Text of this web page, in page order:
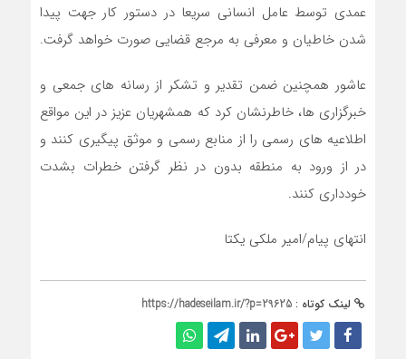
عمدی توسط عامل انسانی سریعا در دستور کار جهت پیدا
شدن خاطیان و معرفی به مرجع قضایی صورت خواهد گرفت.
عاشور همچنین ضمن تقدیر و تشکر از رسانه های جمعی و
خبرگزاری ها، خاطرنشان کرد که همشهریان عزیز در این مواقع
اطلاعیه های رسمی را از منابع رسمی و موثق پیگیری کنند و
در از ورود به منطقه بدون در نظر گرفتن خطرات بشدت
خودداری کنند.
انتهای پیام/امیر ملکی یکتا
لینک کوتاه : https://hadeseilam.ir/?p=29625